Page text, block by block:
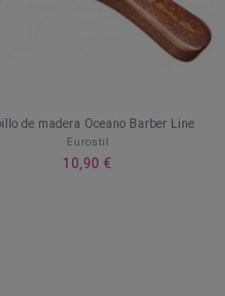
de madera Oceano Barber Line
Eurostil
10,90 €